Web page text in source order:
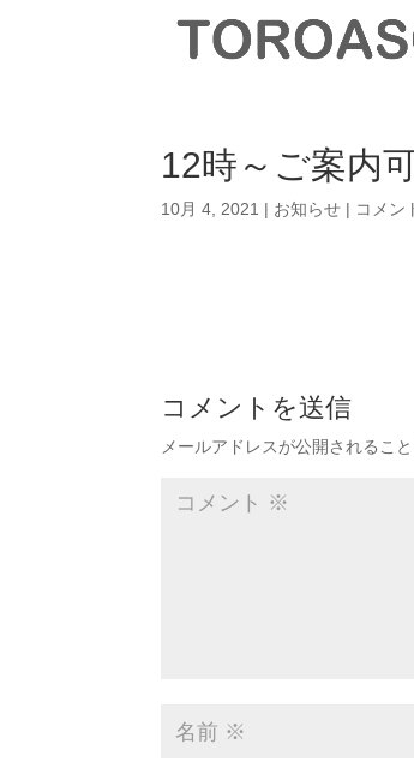
12時～ご案内
10月 4, 2021 | お知らせ | コメン
コメントを送信
メールアドレスが公開されること